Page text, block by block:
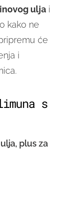
ulja i
kako ne
će
i
s
plus za